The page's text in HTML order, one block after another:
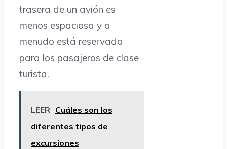
trasera de un avión es
menos espaciosa y a
menudo está reservada
para los pasajeros de clase
turista.
LEER Cuáles son los
diferentes tipos de
excursiones